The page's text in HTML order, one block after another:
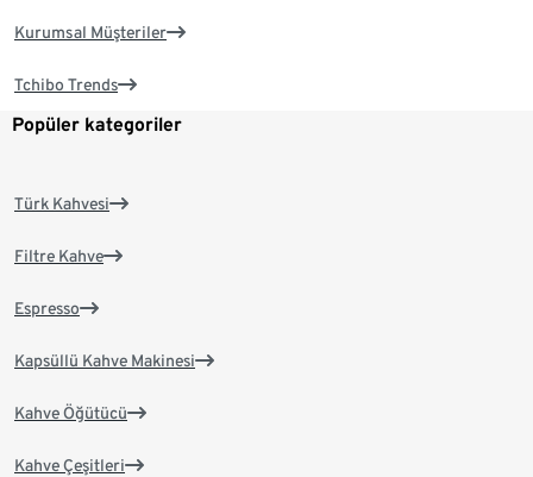
Kurumsal Müşteriler
Tchibo Trends
Popüler kategoriler
Türk Kahvesi
Filtre Kahve
Espresso
Kapsüllü Kahve Makinesi
Kahve Öğütücü
Kahve Çeşitleri